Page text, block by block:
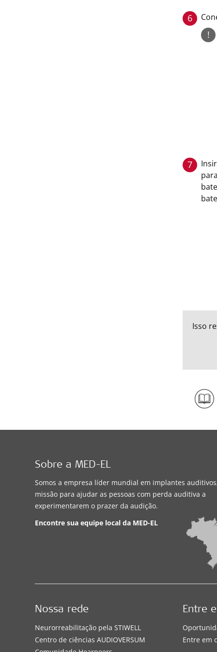
6
!
7
Isso
Sobre a MED-EL
Somos a empresa líder mundial em implantes
missão para ajudar as pessoas com perda auditiva a
experimentarem o prazer da audição.
Encontre sua equipe local da MED-EL
Nossa rede
Neurorreabilitação pela STIWELL
Centro de ciências AUDIOVERSUM
Entre
Entre em